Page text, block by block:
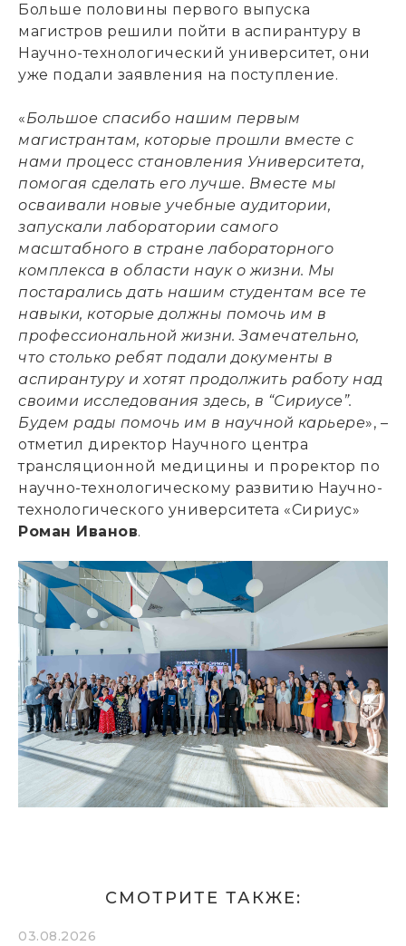
Больше половины первого выпуска
магистров решили пойти в аспирантуру в
Научно-технологический университет, они
уже подали заявления на поступление.
«Большое спасибо нашим первым
магистрантам, которые прошли вместе с
нами процесс становления Университета,
помогая сделать его лучше. Вместе мы
осваивали новые учебные аудитории,
запускали лаборатории самого
масштабного в стране лабораторного
комплекса в области наук о жизни. Мы
постарались дать нашим студентам все те
навыки, которые должны помочь им в
профессиональной жизни. Замечательно,
что столько ребят подали документы в
аспирантуру и хотят продолжить работу над
своими исследования здесь, в “Сириусе”.
Будем рады помочь им в научной карьере», –
отметил директор Научного центра
трансляционной медицины и проректор по
научно-технологическому развитию Научно-
технологического университета «Сириус»
Роман Иванов.
СМОТРИТЕ ТАКЖЕ:
03.08.2026